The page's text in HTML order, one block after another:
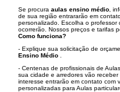
Se procura aulas ensino médio ,
de sua região entrararão em
personalizado. Escolha o
ocorrerão. Nossos preços e tarifas
Como funciona?
- Explique sua solicitação de
Ensino Médio
- Centenas de profissionais de
sua cidade e arredores vão
interesse entrarão em contato com
personalizadas para Aulas